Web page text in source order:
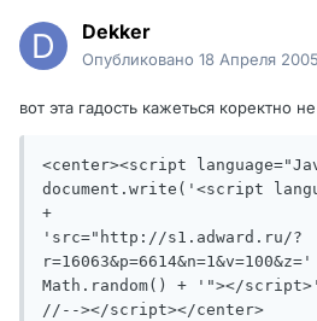
Dekker
Опубликовано 18 Апреля 2005
вот эта гадость кажеться коректно
<center><script
document.write('<script
+
'src="http://s1.adward.ru/?
Math.random() + '"></
//--></script></center>